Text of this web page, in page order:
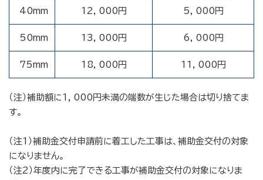
40mm 12，000円 5，000円
50mm 13，000円 6，000円
75mm 18，000円 11，000円
（注）補助額に1，000円未満の端数が生じた場合は切り捨てま
す。
（注1）補助金交付申請前に着工した工事は、補助金交付の対象
になりません。
（注2）年度内に完了できる工事が補助金交付の対象になりま